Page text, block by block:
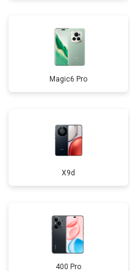
Magic6 Pro
X9d
400 Pro